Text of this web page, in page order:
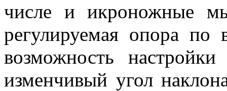
числе и икроножные
регулируемая опора по
возможность
изменчивый угол